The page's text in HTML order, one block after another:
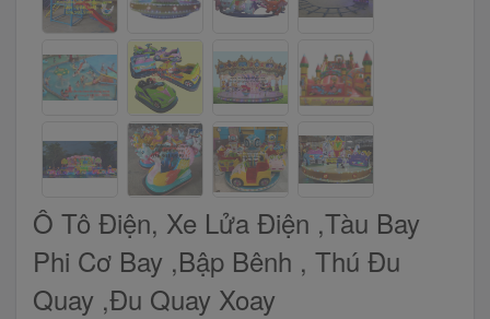
Ô Tô Điện, Xe Lửa Điện ,Tàu Bay
Phi Cơ Bay ,Bập Bênh , Thú Đu
Quay ,Đu Quay Xoay